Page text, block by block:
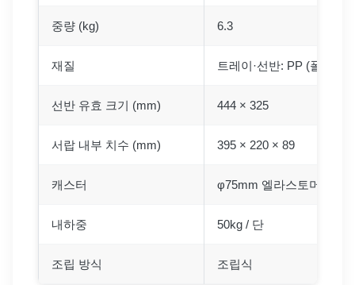
중량 (kg) 6.3
재질 트레이·선반: PP (폴리프
선반 유효 크기 (mm) 444 × 325
서랍 내부 치수 (mm) 395 × 220 × 89
캐스터 φ75mm 엘라스토머 재질
내하중 50kg / 단
조립 방식 조립식